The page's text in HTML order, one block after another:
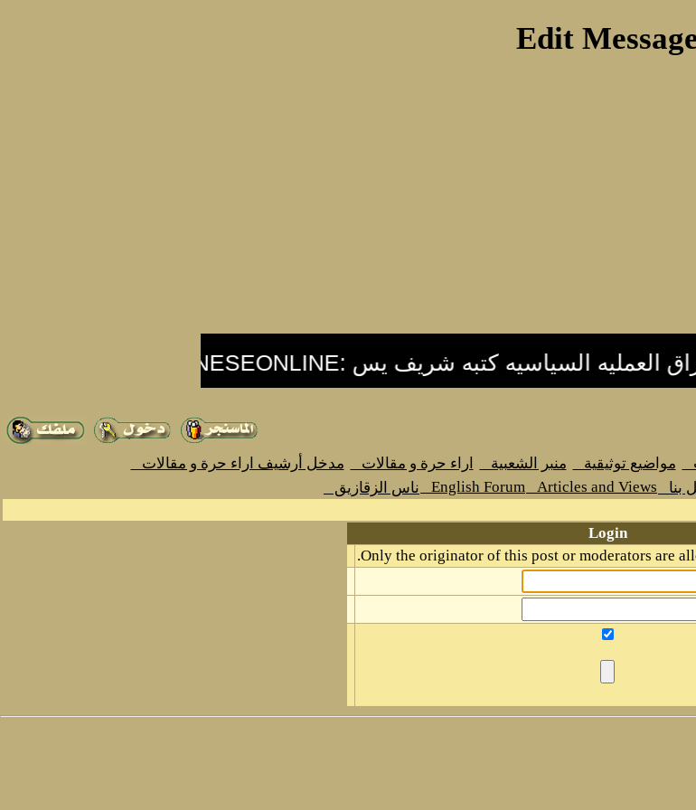
Edit
مواضيع توثيقية منبر الشعبية اراء حرة و مقالات
مدخل أرشيف اراء حرة و مقالات
بنا Articles and Views
English Forum
ناس الزقازيق
Login
Only the originator of this post or moderators are